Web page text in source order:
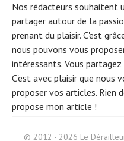
Nos rédacteurs souhaitent
partager autour de la
prenant du plaisir. C'est
nous pouvons vous
intéressants. Vous
C'est avec plaisir que nous
proposer vos articles. Rien
propose mon article !
© 2012 - 2026 Le
Search